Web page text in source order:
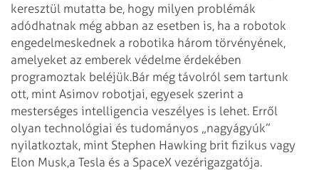
keresztül mutatta be, hogy milyen problémák
adódhatnak még abban az esetben is, ha a robotok
engedelmeskednek a robotika három törvényének,
amelyeket az emberek védelme érdekében
programoztak beléjük.Bár még távolról sem tartunk
ott, mint Asimov robotjai, egyesek szerint a
mesterséges intelligencia veszélyes is lehet. Erről
olyan technológiai és tudományos „nagyágyúk”
nyilatkoztak, mint Stephen Hawking brit fizikus vagy
Elon Musk,a Tesla és a SpaceX vezérigazgatója.